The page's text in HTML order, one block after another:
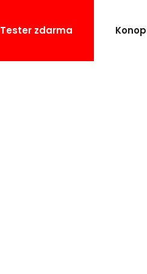
Tester zdarma